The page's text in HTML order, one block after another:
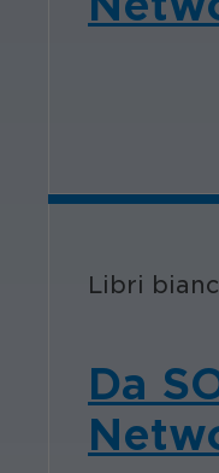
Libri
Da